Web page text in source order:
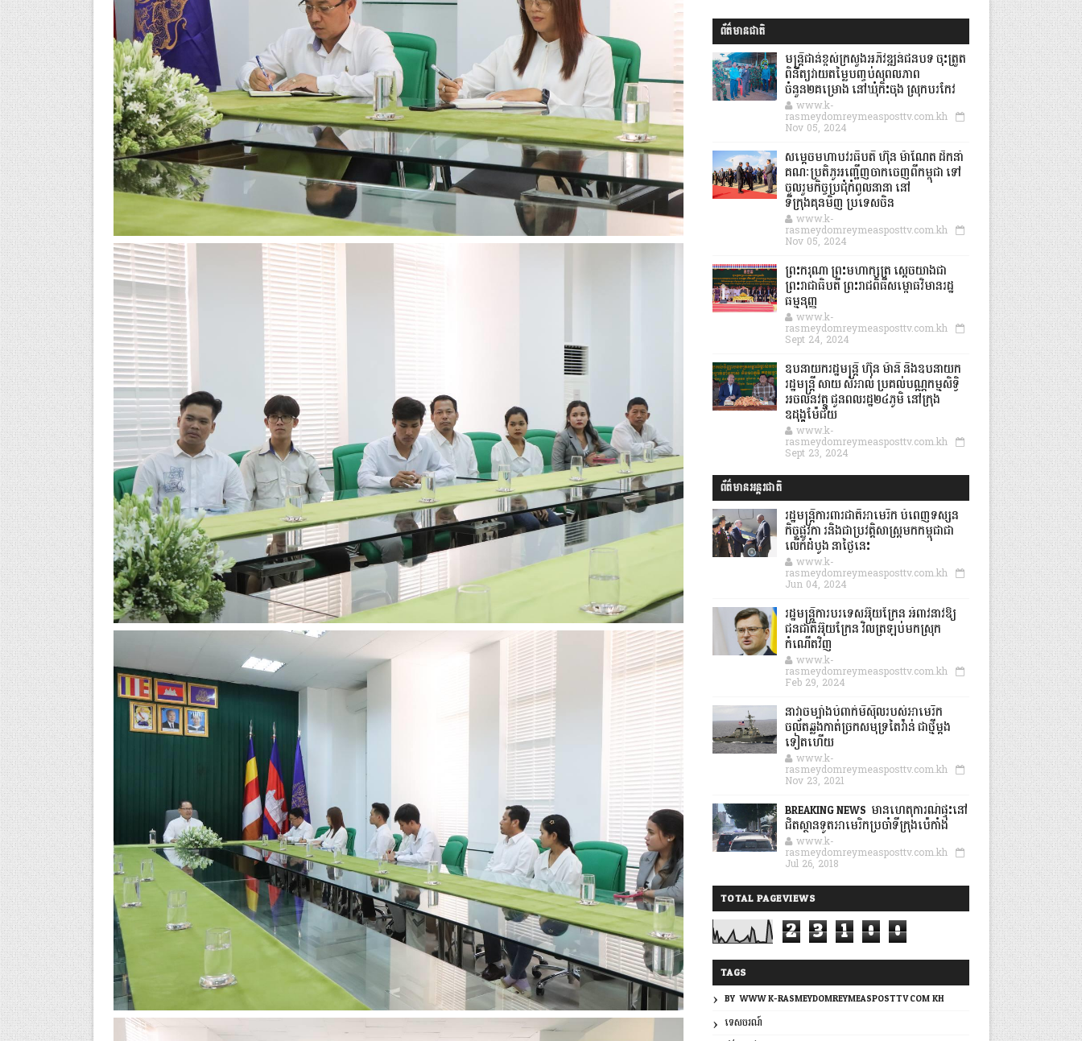
ព័ត៌មានជាតិ
មន្ត្រីជាន់ខ្ពស់ក្រសួងអភិវឌ្ឍន៍ជនបទ ចុះត្រួត
ពិនិត្យវាយតម្លៃបញ្ចប់សុពលភាព
ចំនួន២គម្រោង នៅឃុំកិះចុង ស្រុកបរកែវ
www.k-
rasmeydomreymeasposttv.com.kh
Nov 05, 2024
សម្តេចមហាបវរធិបតី ហ៊ុន ម៉ាណែត ដឹកនាំ
គណៈប្រតិភូអញ្ជើញចាកចេញពីកម្ពុជា ទៅ
ចូលរួមកិច្ចប្រជុំកំពូលនានា នៅ
ទីក្រុងគុនមិញ ប្រទេសចិន
www.k-
rasmeydomreymeasposttv.com.kh
Nov 05, 2024
ព្រះករុណា ព្រះមហាក្សត្រ ស្តេចយាងជា
ព្រះរាជាធិបតី ព្រះរាជពិធីសម្ពោធវិមានរដ្ឋ
ធម្មនុញ្ញ
www.k-
rasmeydomreymeasposttv.com.kh
Sept 24, 2024
ឧបនាយករដ្ឋមន្ដ្រី ហ៊ុន ម៉ានី និងឧបនាយក
រដ្ឋមន្ដ្រី សាយ សំអាល់ ប្រគល់បណ្ណកម្មសិទ្ធិ
អចលនវត្ថុ ជូនពលរដ្ឋ២៤ភូមិ នៅក្រុង
ឧដុង្គម៉ែជ័យ
www.k-
rasmeydomreymeasposttv.com.kh
Sept 23, 2024
ព័ត៌មានអន្តរជាតិ
រដ្ឋមន្រ្តីការពារជាតិអាមេរិក បំពេញទស្សន
កិច្ចផ្លូវកា រនិងជាប្រវត្តិសាស្រ្តមកកម្ពុជាជា
លើកដំបូង នាថ្ងៃនេះ
www.k-
rasmeydomreymeasposttv.com.kh
Jun 04, 2024
រដ្ឋមន្ត្រីការបរទេសអ៊ុយក្រែន អំពាវនាវឱ្យ
ជនជាតិអ៊ុយក្រែន វិលត្រឡប់មកស្រុក
កំណើតវិញ
www.k-
rasmeydomreymeasposttv.com.kh
Feb 29, 2024
នាវាចម្បាំងបំពាក់មីស៊ីលរបស់អាមេរិក
ចល័តឆ្លងកាត់ច្រកសមុទ្រតៃវ៉ាន់ ជាថ្មីម្តង
ទៀតហើយ
www.k-
rasmeydomreymeasposttv.com.kh
Nov 23, 2021
BREAKING NEWS: មានហេតុការណ៍ផ្ទុះនៅ
ជិតស្ថានទូតអាមេរិកប្រចាំទីក្រុងប៉េកាំង
www.k-
rasmeydomreymeasposttv.com.kh
Jul 26, 2018
TOTAL PAGEVIEWS
2 3 1 0 0
TAGS
BY: WWW.K-RASMEYDOMREYMEASPOSTTV.COM.KH
ទេសចរណ៍